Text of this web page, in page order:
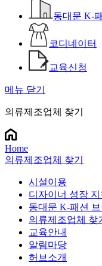
동대문 K-
코디네이터
교육신청
메뉴 닫기
의류제조업체 찾기
Home
의류제조업체 찾기
시설이용
디자이너 성장 지
동대문 K-패션 브
의류제조업체 찾
교육안내
알림마당
허브소개